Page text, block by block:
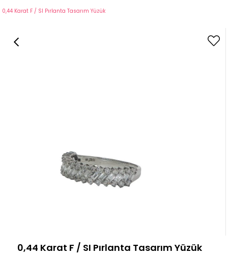
0,44 Karat F / SI Pırlanta Tasarım Yüzük
0,44 Karat F / SI Pırlanta Tasarım Yüzük